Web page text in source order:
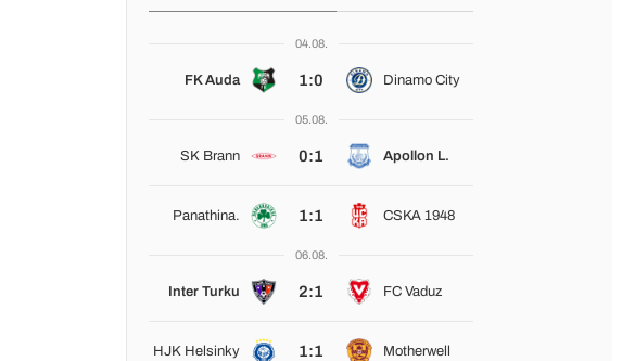
04.08.
FK Auda 1:0 Dinamo City
05.08.
SK Brann 0:1 Apollon L.
Panathina. 1:1 CSKA 1948
06.08.
Inter Turku 2:1 FC Vaduz
HJK Helsinky 1:1 Motherwell